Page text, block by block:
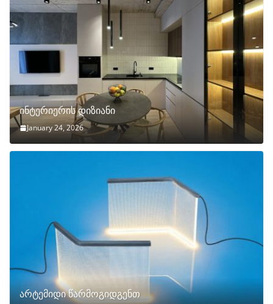
ინტერიერის დიზიანი
January 24, 2026
არტემიდი წარმოგიდგენთ